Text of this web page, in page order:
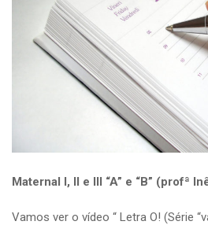
Maternal I, II e III “A” e “B” (profª
Vamos ver o vídeo “ Letra O! (Série